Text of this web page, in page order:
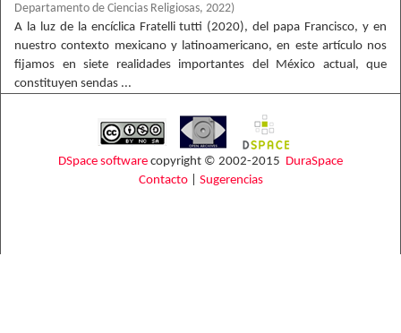
Departamento de Ciencias Religiosas, 2022)
A la luz de la encíclica Fratelli tutti (2020), del papa Francisco, y en
nuestro contexto mexicano y latinoamericano, en este artículo nos
fijamos en siete realidades importantes del México actual, que
constituyen sendas ...
DSpace software copyright © 2002-2015 DuraSpace
Contacto| Sugerencias